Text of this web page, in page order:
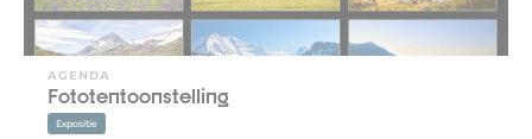
AGENDA
Fototentoonstelling
Expositie